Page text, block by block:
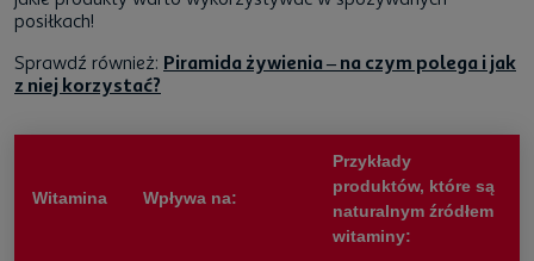
posiłkach!
Sprawdź również: Piramida żywienia – na czym polega i jak
z niej korzystać?
Witamina Wpływa na:
Przykłady
produktów, które są
naturalnym źródłem
witaminy: